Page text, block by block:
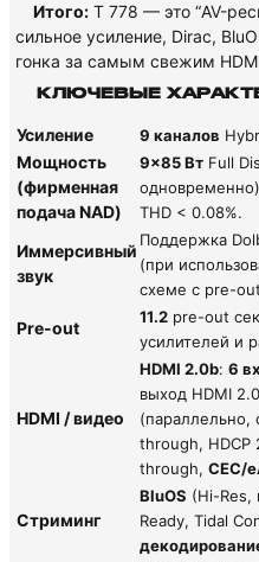
Итого: T 778 — это “AV-
сильное усиление, Dirac,
гонка за самым свежим
КЛЮЧЕВЫЕ
Усиление 9 каналов
Мощность
(фирменная
подача NAD)
9×85 Вт Full
THD < 0.08%.
Иммерсивный
звук
Поддержка
(при
схеме с pre-
Pre-out
11.2 pre-out
усилителей и
HDMI / видео
HDMI 2.0b: 6
выход HDMI
(параллельно,
through, HDCP
through, CEC/
Стриминг
BluOS (Hi-Res,
Ready, Tidal